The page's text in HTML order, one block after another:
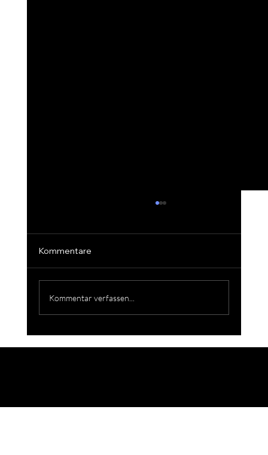
Occ. Blaser R8 Professional (L)
Kommentare
Kommentar verfassen...